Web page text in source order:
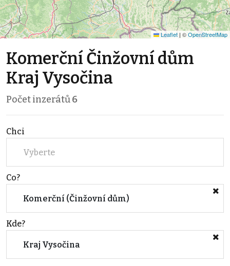
Leaflet | ©OpenStreetMap
Komerční Činžovní dům
Kraj Vysočina
Počet inzerátů6
Chci
Vyberte
Co?
Komerční (Činžovní dům)
Kde?
Kraj Vysočina